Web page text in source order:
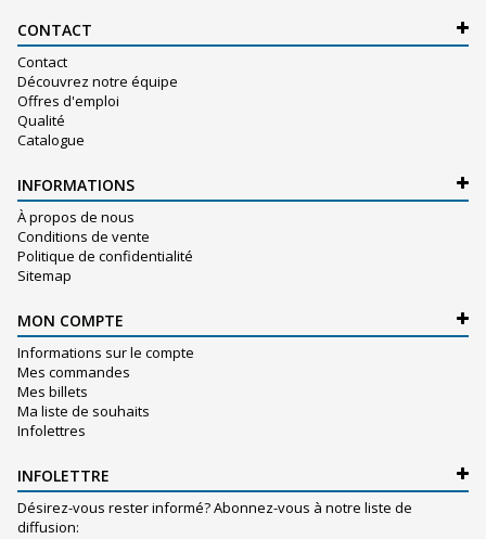
CONTACT
Contact
Découvrez notre équipe
Offres d'emploi
Qualité
Catalogue
INFORMATIONS
À propos de nous
Conditions de vente
Politique de confidentialité
Sitemap
MON COMPTE
Informations sur le compte
Mes commandes
Mes billets
Ma liste de souhaits
Infolettres
INFOLETTRE
Désirez-vous rester informé? Abonnez-vous à notre liste de
diffusion: